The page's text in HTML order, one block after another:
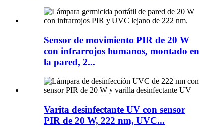
Sensor de movimiento PIR de 20 W
con infrarrojos humanos, montado en
la pared, 2...
Varita desinfectante UV con sensor
PIR de 20 W, 222 nm, UVC...